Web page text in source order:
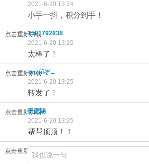
2021-6-20 13:24
小手一抖，积分到手！
点击重新加载1501792838
2021-6-20 13:25
太棒了！
点击重新加载ゅωêǐぞ→
2021-6-20 13:25
转发了！
点击重新加载
歪歪踢
2021-6-20 13:25
帮帮顶顶！！
点击重新加载